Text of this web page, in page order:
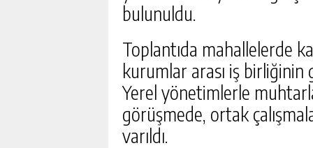
bulunuldu.
Toplantıda mahallelerde
kurumlar arası iş birliğinin
Yerel yönetimlerle
görüşmede, ortak
varıldı.
GÜNLÜK HABER
MASAYA YATIRILDI